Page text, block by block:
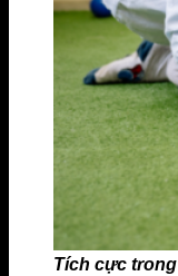
Tích cực